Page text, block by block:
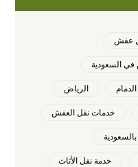
عفش
السعودية
الدمام الرياض
خدمات نقل العفش
خدمة نقل الأثاث